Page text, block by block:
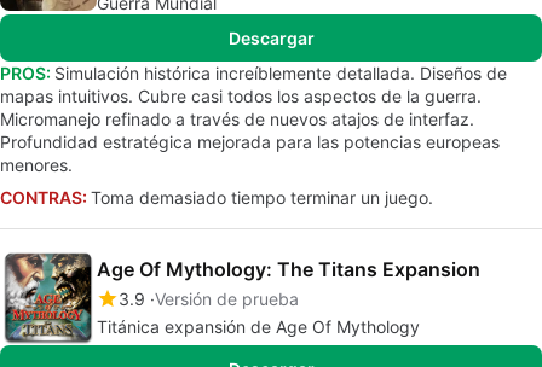
Descargar
PROS: Simulación histórica increíblemente detallada. Diseños de
mapas intuitivos. Cubre casi todos los aspectos de la guerra.
Micromanejo refinado a través de nuevos atajos de interfaz.
Profundidad estratégica mejorada para las potencias europeas
menores.
CONTRAS: Toma demasiado tiempo terminar un juego.
Age Of Mythology: The Titans Expansion
3.9 Versión de prueba
Titánica expansión de Age Of Mythology